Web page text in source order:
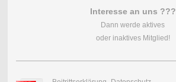
Interesse an uns ???
Dann werde aktives
oder inaktives Mitglied!